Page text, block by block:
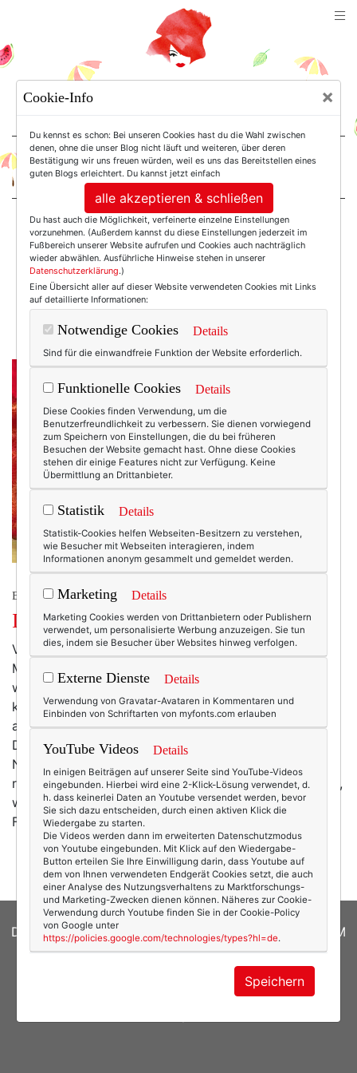
For Women. Not Girls.
Einträge mit dem
Tag: Eva Brenner
BEAUTY & FASHION
It’s Dirndl-Time!
Vor allem kurz vor der Wiesn sind Dirndl eher
Massenware als unique. Ein Oktoberfest-Kostüm, im
wahresten Sinne des Wortes. Meine Meinung zu den
knatschbunten Modedirndl kennt ihr. Aber es geht
auch anders. Eva Brenner ist Schneidermeisterin und
Diplom-Textilkünstlerin. Und sie schneidert Dirndl.
Nicht irgendwelche Dirndl, nein, es sind Dirndl aus
reinseidenen Sari-Stoffen. Diese bezieht sie aus Indien,
wo sie handgewebt und normalerweise zu
Festkleidung indischer Frauen verarbeitet werden.…
mehr
DATENSCHUTZERKLÄRUNG|COOKIES|IMPRESSUM
| Susanne Ackstaller
Sibylle Zimmermann, hz-
Cookie-Info ×
Du kennst es schon: Bei unseren Cookies hast du die Wahl zwischen
denen, ohne die unser Blog nicht läuft und weiteren, über deren
Bestätigung wir uns freuen würden, weil es uns das Bereitstellen eines
guten Blogs erleichtert. Du kannst jetzt einfach
alle akzeptieren & schließen
Du hast auch die Möglichkeit, verfeinerte einzelne Einstellungen
vorzunehmen. (Außerdem kannst du diese Einstellungen jederzeit im
Fußbereich unserer Website aufrufen und Cookies auch nachträglich
wieder abwählen. Ausführliche Hinweise stehen in unserer
Datenschutzerklärung.)
Eine Übersicht aller auf dieser Website verwendeten Cookies mit Links
auf detaillierte Informationen:
Notwendige Cookies Details
Sind für die einwandfreie Funktion der Website erforderlich.
Funktionelle Cookies Details
Diese Cookies finden Verwendung, um die
Benutzerfreundlichkeit zu verbessern. Sie dienen vorwiegend
zum Speichern von Einstellungen, die du bei früheren
Besuchen der Website gemacht hast. Ohne diese Cookies
stehen dir einige Features nicht zur Verfügung. Keine
Übermittlung an Drittanbieter.
Statistik Details
Statistik-Cookies helfen Webseiten-Besitzern zu verstehen,
wie Besucher mit Webseiten interagieren, indem
Informationen anonym gesammelt und gemeldet werden.
Marketing Details
Marketing Cookies werden von Drittanbietern oder Publishern
verwendet, um personalisierte Werbung anzuzeigen. Sie tun
dies, indem sie Besucher über Websites hinweg verfolgen.
Externe Dienste Details
Verwendung von Gravatar-Avataren in Kommentaren und
Einbinden von Schriftarten von myfonts.com erlauben
YouTube Videos Details
In einigen Beiträgen auf unserer Seite sind YouTube-Videos
eingebunden. Hierbei wird eine 2-Klick-Lösung verwendet, d.
h. dass keinerlei Daten an Youtube versendet werden, bevor
Sie sich dazu entscheiden, durch einen aktiven Klick die
Wiedergabe zu starten.
Die Videos werden dann im erweiterten Datenschutzmodus
von Youtube eingebunden. Mit Klick auf den Wiedergabe-
Button erteilen Sie Ihre Einwilligung darin, dass Youtube auf
dem von Ihnen verwendeten Endgerät Cookies setzt, die auch
einer Analyse des Nutzungsverhaltens zu Marktforschungs-
und Marketing-Zwecken dienen können. Näheres zur Cookie-
Verwendung durch Youtube finden Sie in der Cookie-Policy
von Google unter
https://policies.google.com/technologies/types?hl=de.
Speichern